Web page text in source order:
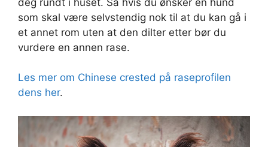
som skal være selvstendig nok til at du kan gå i
et annet rom uten at den dilter etter bør du
vurdere en annen rase.
Les mer om Chinese crested på raseprofilen
dens her.